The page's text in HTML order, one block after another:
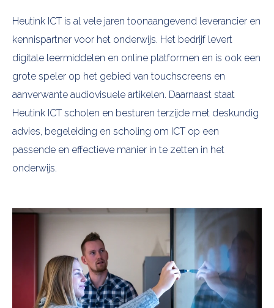
Heutink ICT is al vele jaren toonaangevend leverancier en
kennispartner voor het onderwijs. Het bedrijf levert
digitale leermiddelen en online platformen en is ook een
grote speler op het gebied van touchscreens en
aanverwante audiovisuele artikelen. Daarnaast staat
Heutink ICT scholen en besturen terzijde met deskundig
advies, begeleiding en scholing om ICT op een
passende en effectieve manier in te zetten in het
onderwijs.